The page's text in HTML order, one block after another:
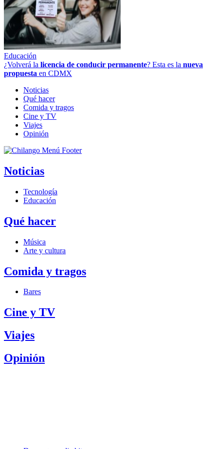
Educación
¿Volverá la licencia de conducir permanente? Esta es la nueva
propuesta en CDMX
Noticias
Qué hacer
Comida y tragos
Cine y TV
Viajes
Opinión
Noticias
Tecnología
Educación
Qué hacer
Música
Arte y cultura
Comida y tragos
Bares
Cine y TV
Viajes
Opinión